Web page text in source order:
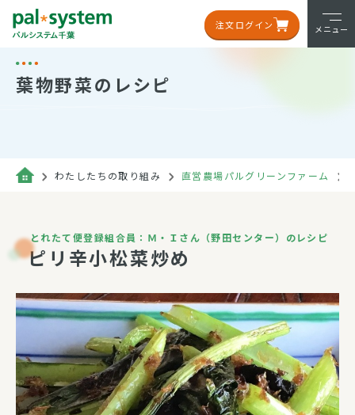
注文ログイン メニュー
葉物野菜のレシピ
わたしたちの取り組み 直営農場パルグリーンファーム
とれたて便登録組合員：Ｍ・Ｉさん（野田センター）のレシピ
ピリ辛小松菜炒め